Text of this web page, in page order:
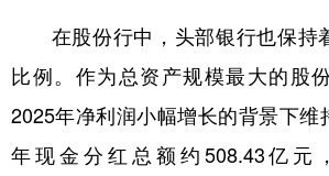
在股份行中，头部银行也保持
比例。作为总资产规模最大的股
2025年净利润小幅增长的背景下维
年现金分红总额约508.43亿元